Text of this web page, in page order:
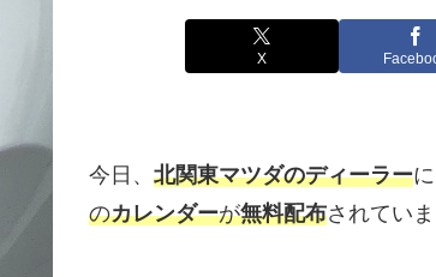
X
今日、 北関東マツダのディーラー
のカレンダーが無料配布されていま